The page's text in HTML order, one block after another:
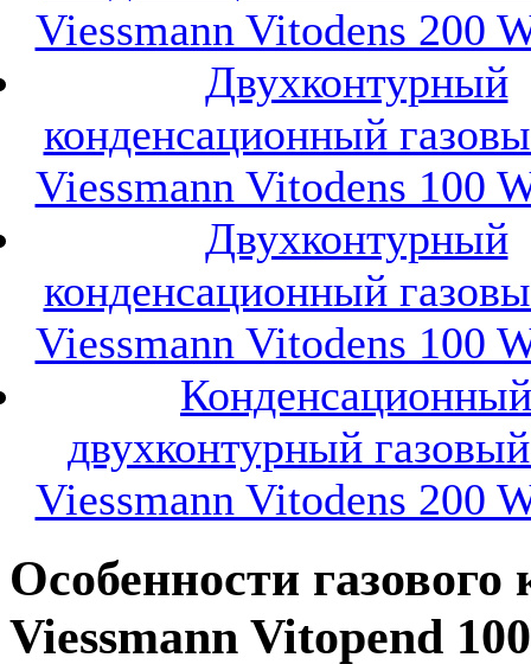
Viessmann Vitodens 200
Двухконтурный
конденсационный
Viessmann Vitodens 100
Двухконтурный
конденсационный
Viessmann Vitodens 100
Конденсационный
двухконтурный
Viessmann Vitodens 200
Особенности газового
Viessmann Vitopend 100